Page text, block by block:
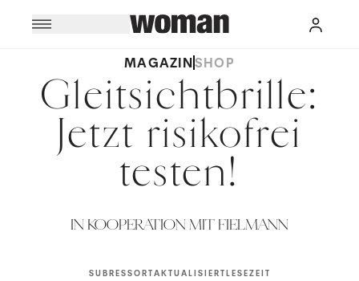
MAGAZINSHOP
Gleitsichtbrille:
Jetzt risikofrei
testen!
IN KOOPERATION MIT FIELMANN
SUBRESSORTAKTUALISIERTLESEZEIT